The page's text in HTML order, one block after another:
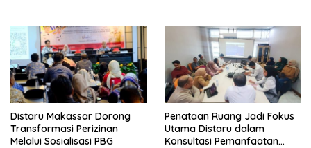
Distaru Makassar Dorong
Transformasi Perizinan
Melalui Sosialisasi PBG
Penataan Ruang Jadi Fokus
Utama Distaru dalam
Konsultasi Pemanfaatan